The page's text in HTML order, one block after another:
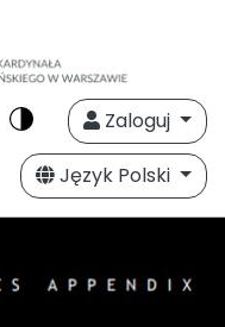
Zaloguj
Język Polski